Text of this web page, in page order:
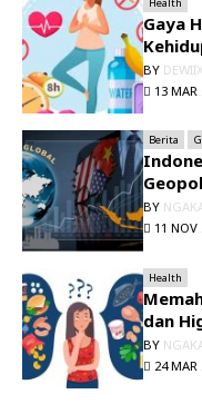
Gaya
BY DEWIIX
13 MAR
Berita
BY
11 NOV
Health
dan
BY
24 MAR